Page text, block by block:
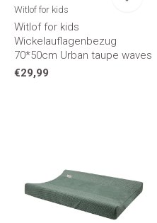
Witlof for kids
Witlof for kids
Wickelauflagenbezug
70*50cm Urban taupe waves
€29,99